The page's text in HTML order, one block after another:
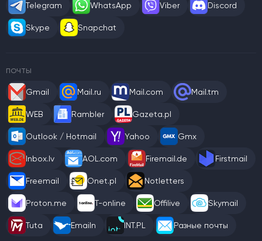
Telegram WhatsApp Viber Discord
Skype Snapchat
ПОЧТЫ
Gmail Mail.ru Mail.com Mail.tm
WEB Rambler Gazeta.pl
Outlook / Hotmail Yahoo Gmx
Inbox.lv AOL.com Firemail.de Firstmail
Freemail Onet.pl Notletters
Proton.me T-online Offilive Skymail
Tuta Emailn INT.PL Разные почты